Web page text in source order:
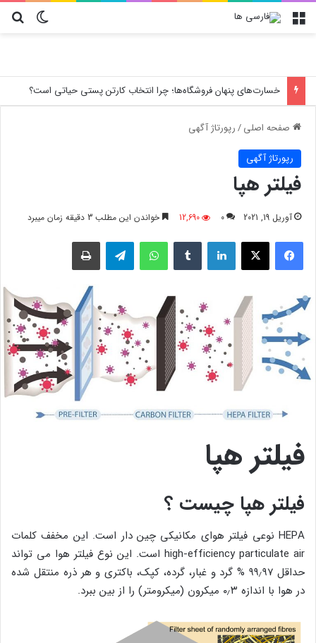
تغییر منو
ارورهای کولر گازی تراست
صفحه اصلی/رپورتاژ آگهی
رپورتاژ آگهی
فیلتر هپا
آوریل 19, 2021 0
12,690 خواندن این مطلب 3 دقیقه زمان میبرد
فیسبوک لینکدین واتس آپ
فیلتر هپا
فیلتر هپا چیست ؟
HEPA نوعی فیلتر هوای مکانیکی چین دار است. این مخفف کلمات
high-efficiency particulate air است. این نوع فیلتر هوا می تواند
حداقل ۹۹٫۹۷ % گرد و غبار، گرده، کپک، باکتری و هر ذره منتقل شده
در هوا با اندازه ۰٫۳ میکرون (میکرومتر) را از بین ببرد.